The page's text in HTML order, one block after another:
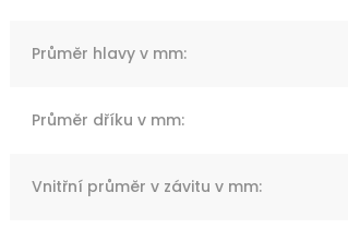
Průměr hlavy v mm:
Průměr dříku v mm:
Vnitřní průměr v závitu v mm: